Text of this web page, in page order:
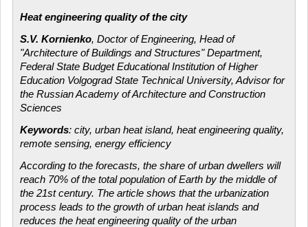
Heat engineering quality of the city
S.V. Kornienko, Doctor of Engineering, Head of
"Architecture of Buildings and Structures" Department,
Federal State Budget Educational Institution of Higher
Education Volgograd State Technical University, Advisor for
the Russian Academy of Architecture and Construction
Sciences
Keywords: city, urban heat island, heat engineering quality,
remote sensing, energy efficiency
According to the forecasts, the share of urban dwellers will
reach 70% of the total population of Earth by the middle of
the 21st century. The article shows that the urbanization
process leads to the growth of urban heat islands and
reduces the heat engineering quality of the urban